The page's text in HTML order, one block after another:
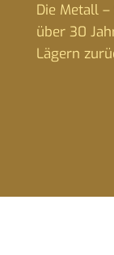
Die Metall
über 30
Lägern